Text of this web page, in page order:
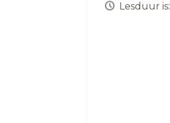
Lesduur is: